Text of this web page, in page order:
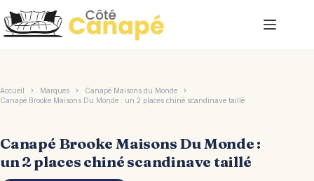
au
contenu
Accueil Marques
Canapé Maisons du Monde
Canapé Brooke Maisons Du Monde : un 2 places chiné scandinave taillé
Canapé Brooke Maisons Du Monde :
un 2 places chiné scandinave taillé